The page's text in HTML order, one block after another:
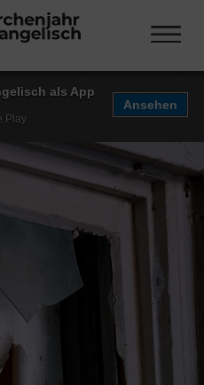
als App
Play
Ansehen